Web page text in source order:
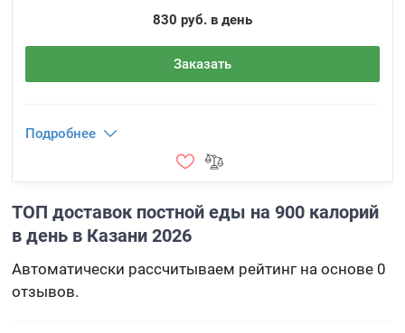
830 руб. в день
Заказать
Подробнее
ТОП доставок постной еды на 900 калорий
в день в Казани 2026
Автоматически рассчитываем рейтинг на основе 0
отзывов.